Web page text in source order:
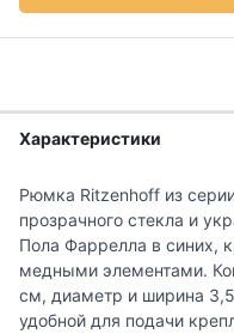
Характеристики
Рюмка Ritzenhoff из
прозрачного стекла и
Пола Фаррелла в синих,
медными элементами.
см, диаметр и ширина
удобной для подачи